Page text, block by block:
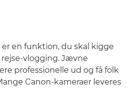
er en funktion, du skal kigge
vlogging. Jævne
professionelle ud og få folk
Canon-kameraer leveres